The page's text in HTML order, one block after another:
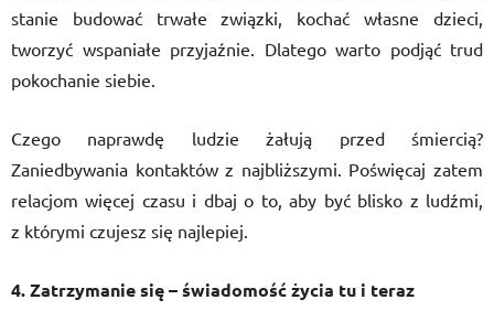
stanie budować trwałe związki, kochać własne dzieci,
tworzyć wspaniałe przyjaźnie. Dlatego warto podjąć trud
pokochanie siebie.
Czego naprawdę ludzie żałują przed śmiercią?
Zaniedbywania kontaktów z najbliższymi. Poświęcaj zatem
relacjom więcej czasu i dbaj o to, aby być blisko z ludźmi,
z którymi czujesz się najlepiej.
4. Zatrzymanie się – świadomość życia tu i teraz